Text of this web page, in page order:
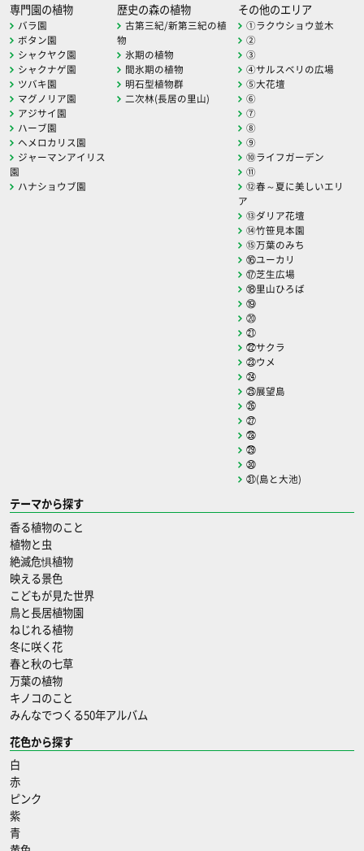
専門園の植物
バラ園
ボタン園
シャクヤク園
シャクナゲ園
ツバキ園
マグノリア園
アジサイ園
ハーブ園
ヘメロカリス園
ジャーマンアイリス
園
ハナショウブ園
歴史の森の植物
古第三紀/新第三紀の植
物
氷期の植物
間氷期の植物
明石型植物群
二次林(長居の里山)
その他のエリア
①ラクウショウ並木
②
③
④サルスベリの広場
⑤大花壇
⑥
⑦
⑧
⑨
⑩ライフガーデン
⑪
⑫春～夏に美しいエリ
ア
⑬ダリア花壇
⑭竹笹見本園
⑮万葉のみち
⑯ユーカリ
⑰芝生広場
⑱里山ひろば
⑲
⑳
㉑
㉒サクラ
㉓ウメ
㉔
㉕展望島
㉖
㉗
㉘
㉙
㉚
㉛(島と大池)
テーマから探す
香る植物のこと
植物と虫
絶滅危惧植物
映える景色
こどもが見た世界
鳥と長居植物園
ねじれる植物
冬に咲く花
春と秋の七草
万葉の植物
キノコのこと
みんなでつくる50年アルバム
花色から探す
白
赤
ピンク
紫
青